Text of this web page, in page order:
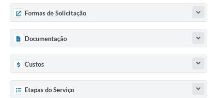
Formas de Solicitação
Documentação
Custos
Etapas do Serviço